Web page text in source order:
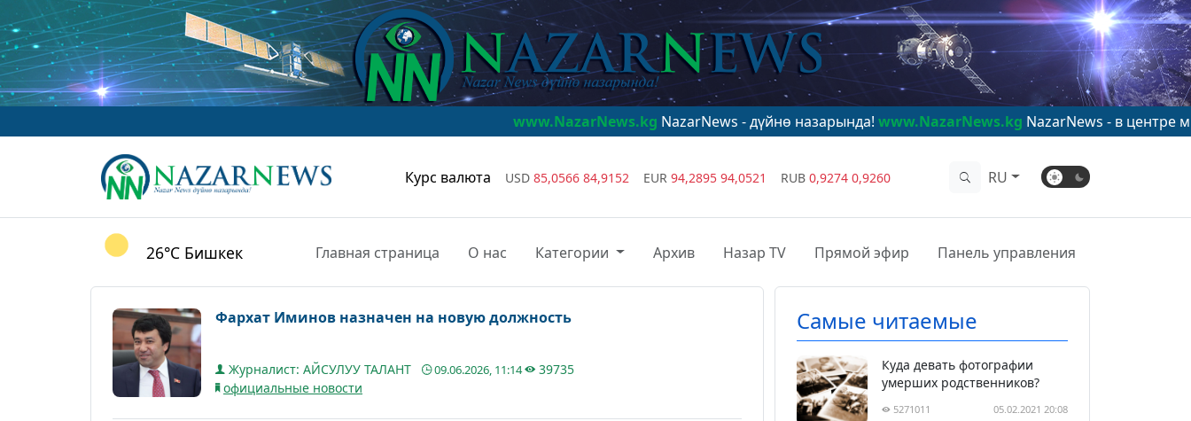
www.NazarNews.kgNazarNews - дүйнө назарында! www.NazarNews.kgNazarNews - в центре мирового
Курс валюта USD 85,0566 84,9152 EUR 94,2895 94,0521 RUB 0,9274 0,9260 RU
26°C Бишкек Главная страница О нас Категории Архив Назар TV Прямой эфир Панель управления
Фархат Иминов назначен на новую должность
Журналист: АЙСУЛУУ ТАЛАНТ 09.06.2026, 11:14
39735
официальные новости
Самые читаемые
Куда девать фотографии
умерших родственников?
5271011 05.02.2021 20:08